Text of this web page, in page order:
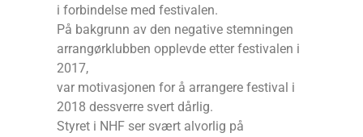
i forbindelse med festivalen.
På bakgrunn av den negative stemningen
arrangørklubben opplevde etter festivalen i
2017,
var motivasjonen for å arrangere festival i
2018 dessverre svert dårlig.
Styret i NHF ser svært alvorlig på